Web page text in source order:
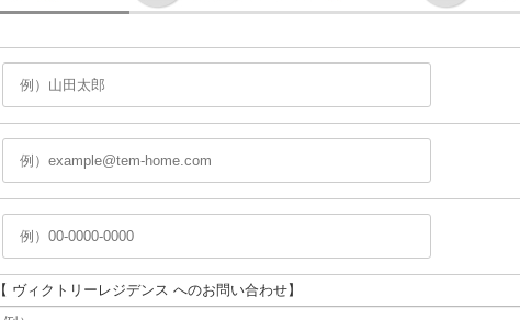
【 ヴィクトリーレジデンス へのお問い合わせ】